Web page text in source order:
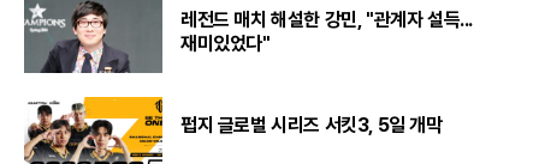
레전드 매치 해설한 강민, "관계자 설득...
재미있었다"
펍지 글로벌 시리즈 서킷3, 5일 개막